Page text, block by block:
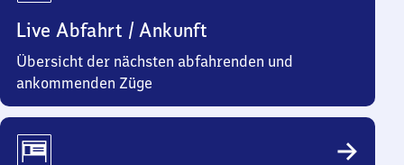
Live Abfahrt / Ankunft
Übersicht der nächsten abfahrenden und
ankommenden Züge